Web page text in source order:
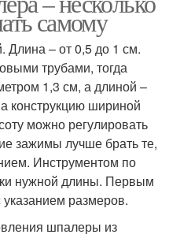
самому
Длина – от 0,5 до 1 см.
трубами, тогда
1,3 см, а длиной –
конструкцию шириной
можно регулировать
зажимы лучше брать те,
Инструментом по
нужной длины. Первым
размеров.
шпалеры из